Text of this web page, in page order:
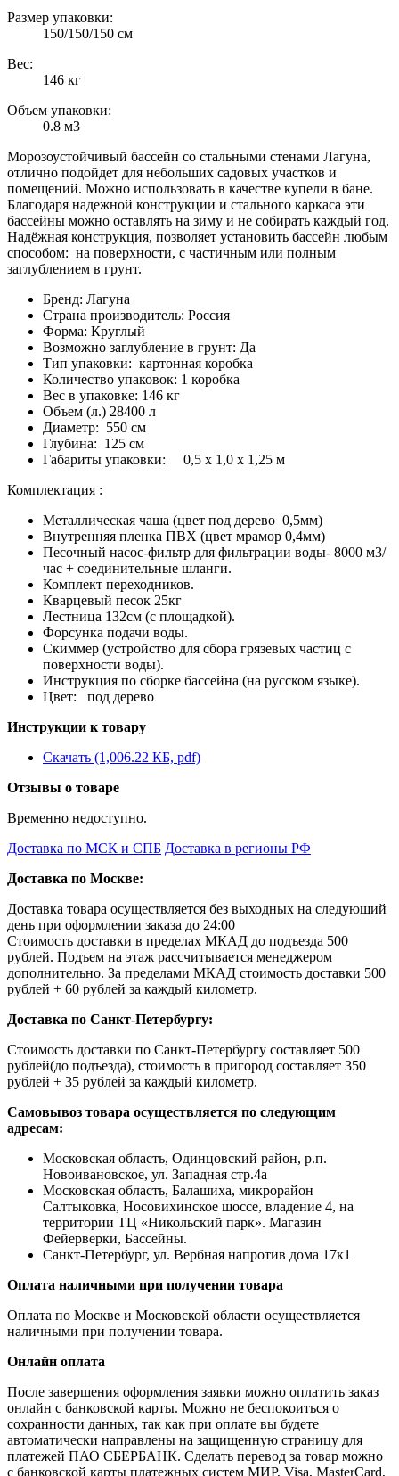
Размер упаковки:
150/150/150 см
Вес:
146 кг
Объем упаковки:
0.8 м3
Морозоустойчивый бассейн со стальными стенами Лагуна,
отлично подойдет для небольших садовых участков и
помещений. Можно использовать в качестве купели в бане.
Благодаря надежной конструкции и стального каркаса эти
бассейны можно оставлять на зиму и не собирать каждый год.
Надёжная конструкция, позволяет установить бассейн любым
способом: на поверхности, с частичным или полным
заглублением в грунт.
Бренд: Лагуна
Страна производитель: Россия
Форма: Круглый
Возможно заглубление в грунт: Да
Тип упаковки: картонная коробка
Количество упаковок: 1 коробка
Вес в упаковке: 146 кг
Объем (л.) 28400 л
Диаметр: 550 см
Глубина: 125 см
Габариты упаковки: 0,5 х 1,0 х 1,25 м
Комплектация :
Металлическая чаша (цвет под дерево 0,5мм)
Внутренняя пленка ПВХ (цвет мрамор 0,4мм)
Песочный насос-фильтр для фильтрации воды- 8000 м3/
час + cоединительные шланги.
Комплект переходников.
Кварцевый песок 25кг
Лестница 132см (с площадкой).
Форсунка подачи воды.
Скиммер (устройство для сбора грязевых частиц с
поверхности воды).
Инструкция по сборке бассейна (на русском языке).
Цвет: под дерево
Инструкции к товару
Скачать (1,006.22 КБ, pdf)
Отзывы о товаре
Временно недоступно.
Доставка по МСК и СПБ Доставка в регионы РФ
Доставка по Москве:
Доставка товара осуществляется без выходных на следующий
день при оформлении заказа до 24:00
Стоимость доставки в пределах МКАД до подъезда 500
рублей. Подъем на этаж рассчитывается менеджером
дополнительно. За пределами МКАД стоимость доставки 500
рублей + 60 рублей за каждый километр.
Доставка по Санкт-Петербургу:
Стоимость доставки по Санкт-Петербургу составляет 500
рублей(до подъезда), стоимость в пригород составляет 350
рублей + 35 рублей за каждый километр.
Самовывоз товара осуществляется по следующим
адресам:
Московская область, Одинцовский район, р.п.
Новоивановское, ул. Западная стр.4a
Московская область, Балашиха, микрорайон
Салтыковка, Носовихинское шоссе, владение 4, на
территории ТЦ «Никольский парк». Магазин
Фейерверки, Бассейны.
Санкт-Петербург, ул. Вербная напротив дома 17к1
Оплата наличными при получении товара
Оплата по Москве и Московской области осуществляется
наличными при получении товара.
Онлайн оплата
После завершения оформления заявки можно оплатить заказ
онлайн с банковской карты. Можно не беспокоиться о
сохранности данных, так как при оплате вы будете
автоматически направлены на защищенную страницу для
платежей ПАО СБЕРБАНК. Сделать перевод за товар можно
с банковской карты платежных систем МИР, Visa, MasterCard,